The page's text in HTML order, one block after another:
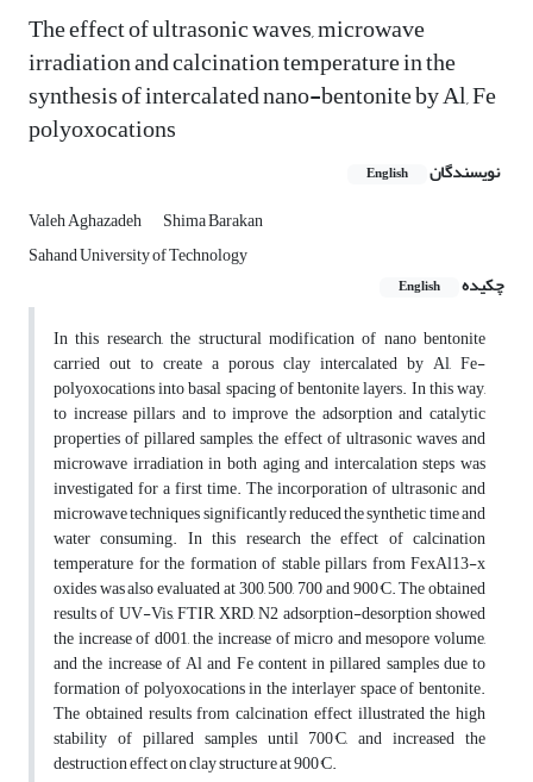
The effect of ultrasonic waves, microwave
irradiation and calcination temperature in the
synthesis of intercalated nano-bentonite by Al, Fe
polyoxocations
نویسندگان English
Valeh Aghazadeh
Shima Barakan
Sahand University of Technology
چکیده
English
In this research, the structural modification of nano bentonite
carried out to create a porous clay intercalated by Al, Fe-
polyoxocations into basal spacing of bentonite layers. In this way,
to increase pillars and to improve the adsorption and catalytic
properties of pillared samples, the effect of ultrasonic waves and
microwave irradiation in both aging and intercalation steps was
investigated for a first time. The incorporation of ultrasonic and
microwave techniques significantly reduced the synthetic time and
water consuming. In this research the effect of calcination
temperature for the formation of stable pillars from FexAl13-x
oxides was also evaluated at 300, 500, 700 and 900°C. The obtained
results of UV-Vis, FTIR, XRD, N2 adsorption-desorption showed
the increase of d001, the increase of micro and mesopore volume,
and the increase of Al and Fe content in pillared samples due to
formation of polyoxocations in the interlayer space of bentonite.
The obtained results from calcination effect illustrated the high
stability of pillared samples until 700°C, and increased the
destruction effect on clay structure at 900°C.